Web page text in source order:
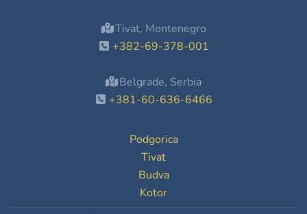
Tivat, Montenegro
+382-69-378-001
Belgrade, Serbia
+381-60-636-6466
Podgorica
Tivat
Budva
Kotor